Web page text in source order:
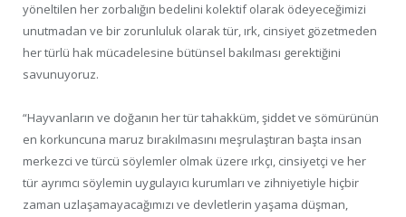
yöneltilen her zorbalığın bedelini kolektif olarak ödeyeceğimizi
unutmadan ve bir zorunluluk olarak tür, ırk, cinsiyet gözetmeden
her türlü hak mücadelesine bütünsel bakılması gerektiğini
savunuyoruz.
“Hayvanların ve doğanın her tür tahakküm, şiddet ve sömürünün
en korkuncuna maruz bırakılmasını meşrulaştıran başta insan
merkezci ve türcü söylemler olmak üzere ırkçı, cinsiyetçi ve her
tür ayrımcı söylemin uygulayıcı kurumları ve zihniyetiyle hiçbir
zaman uzlaşamayacağımızı ve devletlerin yaşama düşman,